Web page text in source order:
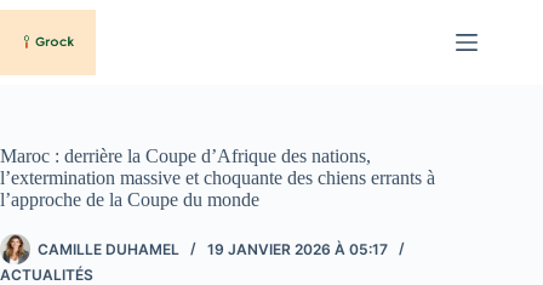
Passer
contenu
Maroc : derrière la Coupe d’Afrique des nations,
l’extermination massive et choquante des chiens errants à
l’approche de la Coupe du monde
CAMILLE DUHAMEL
19 JANVIER 2026 À 05:17
ACTUALITÉS